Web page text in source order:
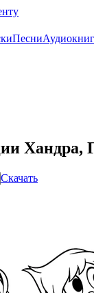
Песни
Хандра,
Скачать